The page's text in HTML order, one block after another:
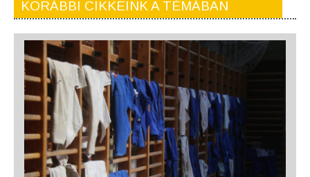
KORÁBBI CIKKEINK A TÉMÁBAN